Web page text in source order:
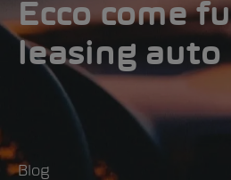
Ecco come
leasing auto
Blog